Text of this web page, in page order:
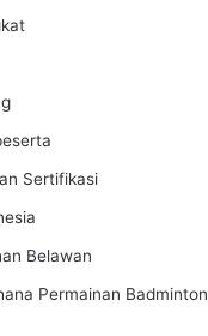
Sertifikasi
Belawan
Permainan Badminton